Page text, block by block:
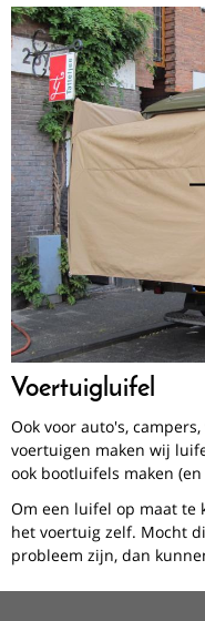
Voertuigluifel
Ook voor auto's,
voertuigen maken wij
ook bootluifels maken
Om een luifel op maat te
het voertuig zelf. Mocht
probleem zijn, dan